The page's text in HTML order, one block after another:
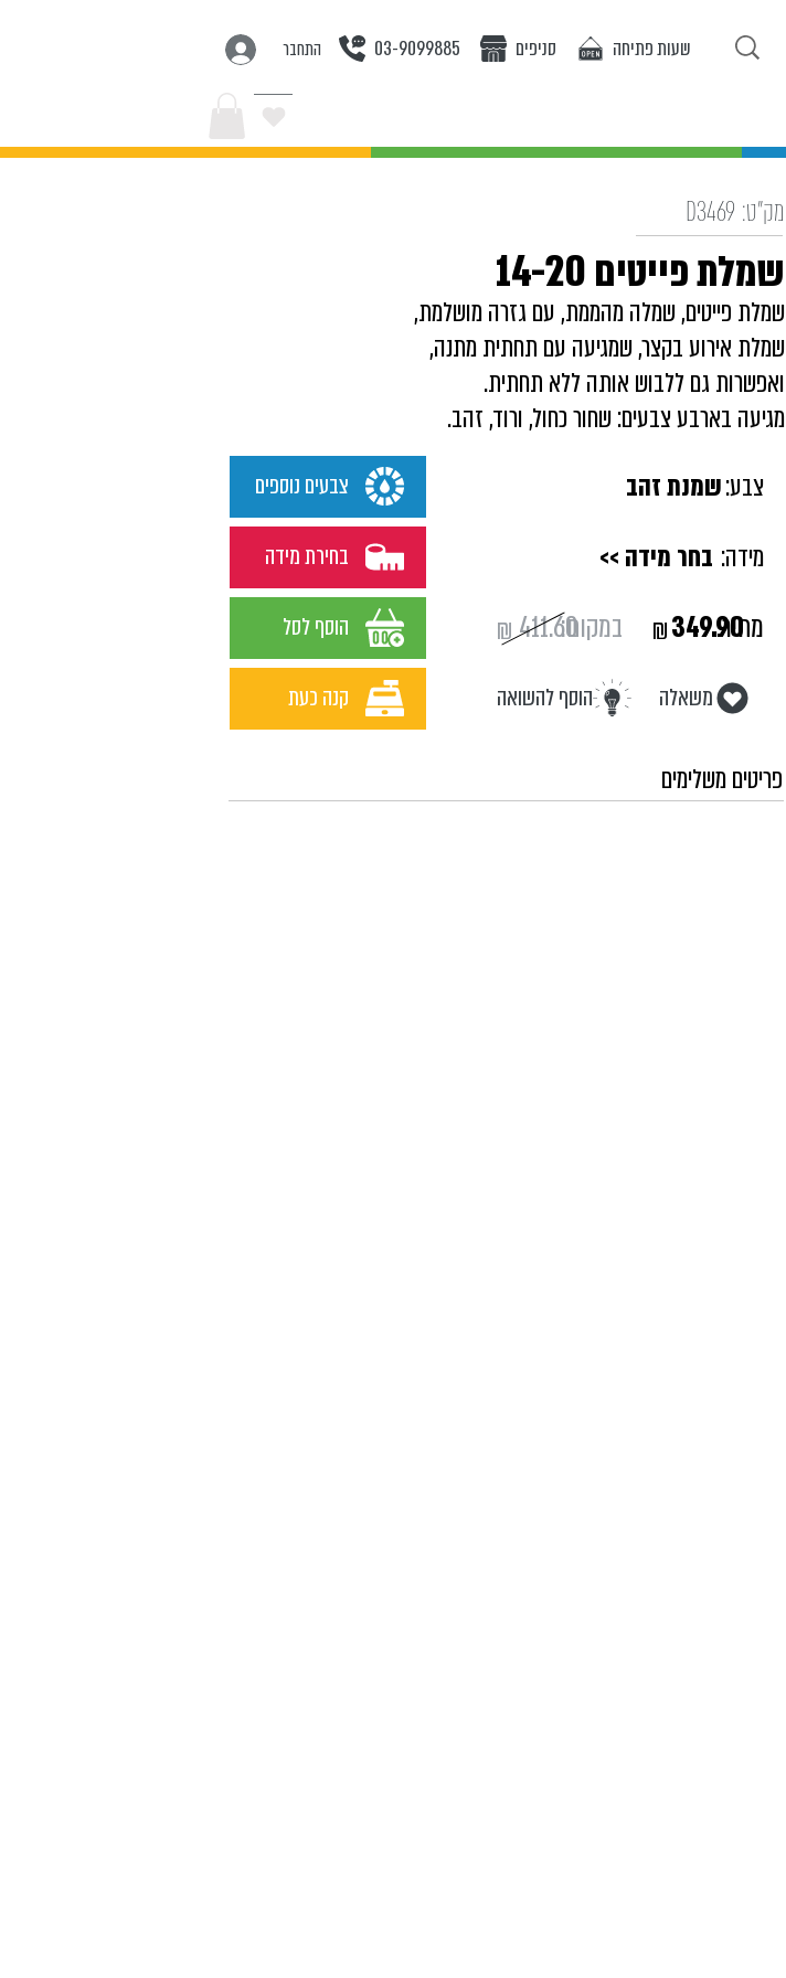
התחבר שעות פתיחה סניפים 03-9099885
D3469 מק"ט:
שמלת פייטים 14-20
שמלת פייטים, שמלה מהממת, עם גזרה מושלמת,
שמלת אירוע בקצר, שמגיעה עם תחתית מתנה,
ואפשרות גם ללבוש אותה ללא תחתית.
מגיעה בארבע צבעים: שחור כחול, ורוד, זהב.
צבעים נוספים שמנת זהבצבע:
בחירת מידה בחר מידה >> מידה:
הוסף לסל ₪411.60במקום: ₪349.90
מחיר:
קנה כעת הוסף להשואה משאלה
פריטים משלימים